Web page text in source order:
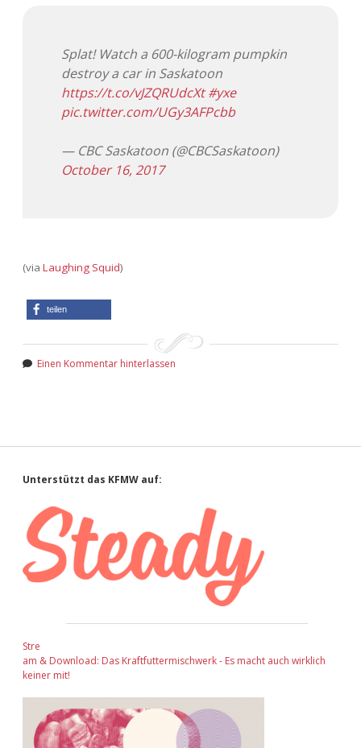
Splat! Watch a 600-kilogram pumpkin
destroy a car in Saskatoon
https://t.co/vJZQRUdcXt #yxe
pic.twitter.com/UGy3AFPcbb
— CBC Saskatoon (@CBCSaskatoon)
October 16, 2017
(via Laughing Squid)
teilen
Einen Kommentar hinterlassen
Sidebar
Unterstützt das KFMW auf:
Stre
am & Download: Das Kraftfuttermischwerk - Es macht auch wirklich
keiner mit!